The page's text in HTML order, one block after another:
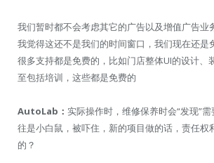
我们暂时都不会考虑其它的广告以及增值广告业
我觉得这还不是我们的时间窗口，我们现在还是
很多支持都是免费的，比如门店整体UI的设计、
至包括培训，这些都是免费的
AutoLab： 实际操作时，维修保养时会“发现”
往是小白鼠，被吓住，新的项目做的话，责任权
的？